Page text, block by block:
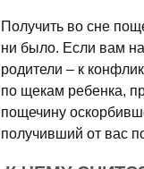
Получить во сне
ни было. Если вам
родители – к
по щекам ребенка,
пощечину
получивший от вас